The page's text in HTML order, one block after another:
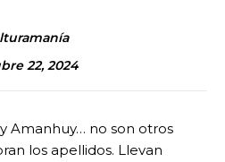
22, 2024
Amanhuy… no son otros
los apellidos. Llevan